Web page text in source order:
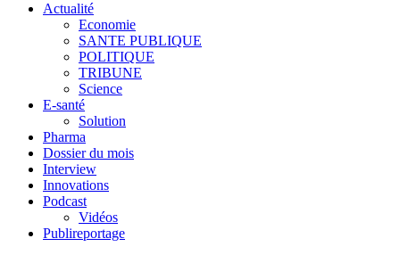
Actualité
Economie
SANTE PUBLIQUE
POLITIQUE
TRIBUNE
Science
E-santé
Solution
Pharma
Dossier du mois
Interview
Innovations
Podcast
Vidéos
Publireportage